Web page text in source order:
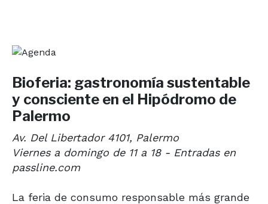
Bioferia: gastronomía sustentable
y consciente en el Hipódromo de
Palermo
Av. Del Libertador 4101, Palermo
Viernes a domingo de 11 a 18 - Entradas en
passline.com
La feria de consumo responsable más grande